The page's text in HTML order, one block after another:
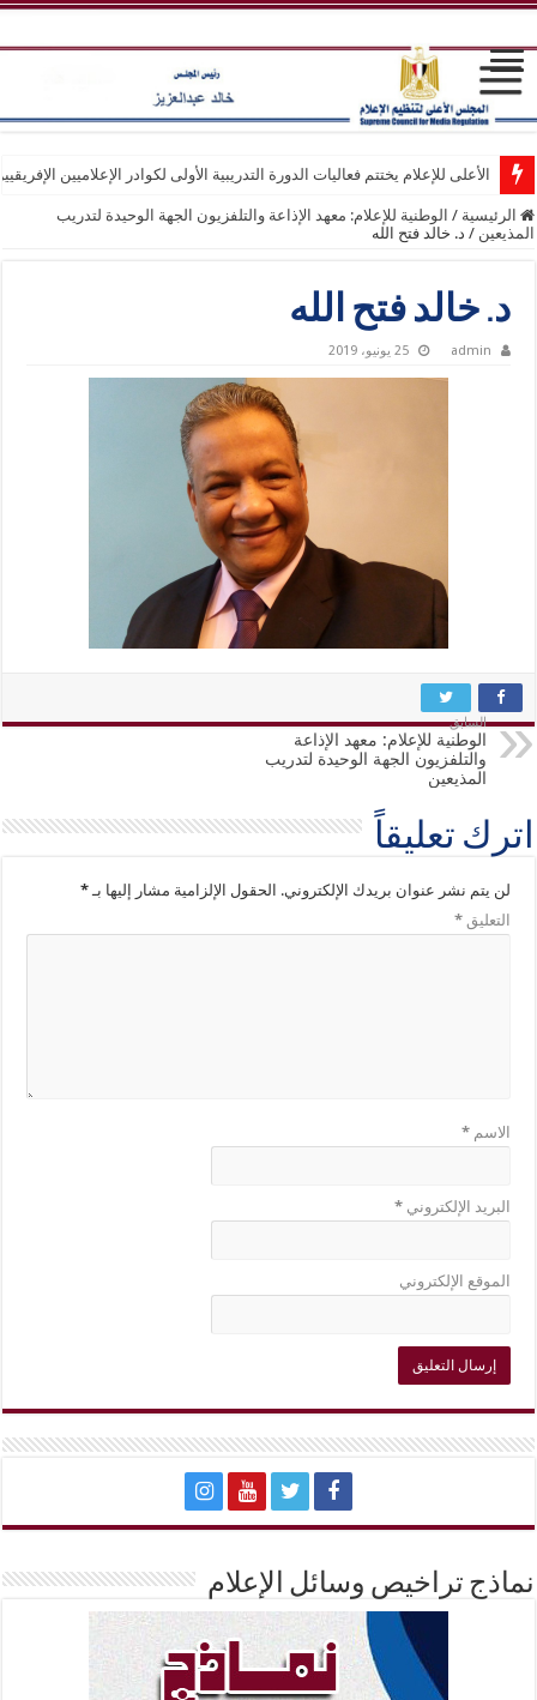
الأعلى للإعلام يختتم فعاليات الدورة التدريبية الأولى لكوادر الإعلاميين
الرئيسية / الوطنية للإعلام: معهد الإذاعة والتلفزيون الجهة الوحيدة لتدريب
المذيعين / د. خالد فتح الله
د. خالد فتح الله
admin 25 يونيو، 2019
السابق
الوطنية للإعلام: معهد الإذاعة
والتلفزيون الجهة الوحيدة لتدريب
المذيعين
اترك تعليقاً
لن يتم نشر عنوان بريدك الإلكتروني. الحقول الإلزامية مشار إليها بـ*
التعليق*
الاسم*
البريد الإلكتروني*
الموقع الإلكتروني
نماذج تراخيص وسائل الإعلام